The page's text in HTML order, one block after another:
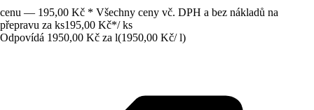
cenu — 195,00 Kč * Všechny ceny vč. DPH a bez nákladů na
přepravu za ks195,00 Kč*/ ks
Odpovídá 1950,00 Kč za l(1950,00 Kč/ l)